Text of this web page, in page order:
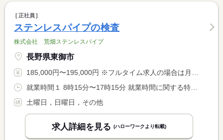
正社員
ステンレスパイプの検査
株式会社 荒畑ステンレスパイプ
長野県東御市
185,000円〜195,000円 ※フルタイム求人の場合は月額（換算額）、パート求人の場合は時間額を表示しています。
土曜日，日曜日，その他
求人詳細を見る (ハローワークより転載)